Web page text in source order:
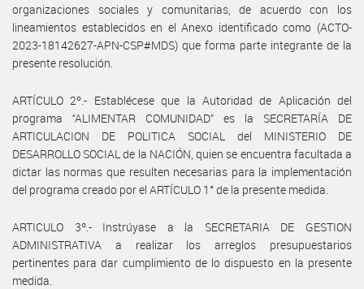
organizaciones sociales y comunitarias, de acuerdo con los
lineamientos establecidos en el Anexo identificado como (ACTO-
2023-18142627-APN-CSP#MDS) que forma parte integrante de la
presente resolución.
ARTÍCULO 2º.- Establécese que la Autoridad de Aplicación del
programa “ALIMENTAR COMUNIDAD” es la SECRETARÍA DE
ARTICULACION DE POLITICA SOCIAL del MINISTERIO DE
DESARROLLO SOCIAL de la NACIÓN, quien se encuentra facultada a
dictar las normas que resulten necesarias para la implementación
del programa creado por el ARTÍCULO 1° de la presente medida.
ARTICULO 3º.- Instrúyase a la SECRETARIA DE GESTION
ADMINISTRATIVA a realizar los arreglos presupuestarios
pertinentes para dar cumplimiento de lo dispuesto en la presente
medida.